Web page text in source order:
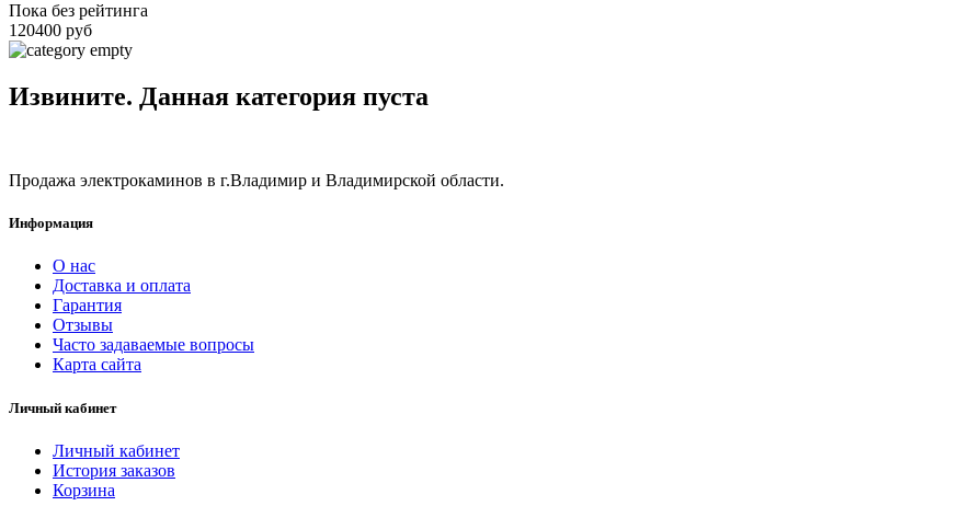
Пока без рейтинга
120400 руб
Извините. Данная категория пуста
Продажа электрокаминов в г.Владимир и Владимирской области.
Информация
О нас
Доставка и оплата
Гарантия
Отзывы
Часто задаваемые вопросы
Карта сайта
Личный кабинет
Личный кабинет
История заказов
Корзина